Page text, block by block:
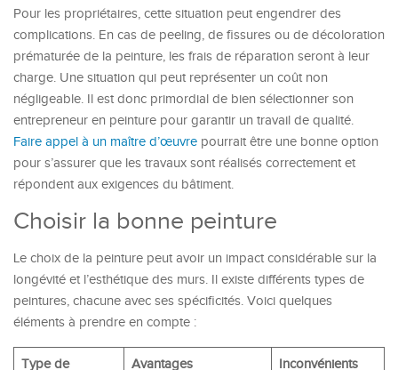
Pour les propriétaires, cette situation peut engendrer des
complications. En cas de peeling, de fissures ou de décoloration
prématurée de la peinture, les frais de réparation seront à leur
charge. Une situation qui peut représenter un coût non
négligeable. Il est donc primordial de bien sélectionner son
entrepreneur en peinture pour garantir un travail de qualité.
Faire appel à un maître d’œuvre pourrait être une bonne option
pour s’assurer que les travaux sont réalisés correctement et
répondent aux exigences du bâtiment.
Choisir la bonne peinture
Le choix de la peinture peut avoir un impact considérable sur la
longévité et l’esthétique des murs. Il existe différents types de
peintures, chacune avec ses spécificités. Voici quelques
éléments à prendre en compte :
Type de
Avantages Inconvénients